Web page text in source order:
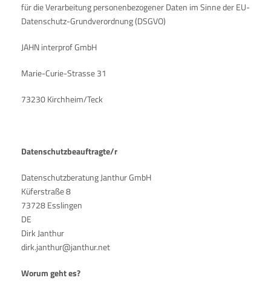
für die Verarbeitung personenbezogener Daten im Sinne der EU-
Datenschutz-Grundverordnung (DSGVO)
JAHN interprof GmbH
Marie-Curie-Strasse 31
73230 Kirchheim/Teck
Datenschutzbeauftragte/r
Datenschutzberatung Janthur GmbH
Küferstraße 8
73728 Esslingen
DE
Dirk Janthur
dirk.janthur@janthur.net
Worum geht es?